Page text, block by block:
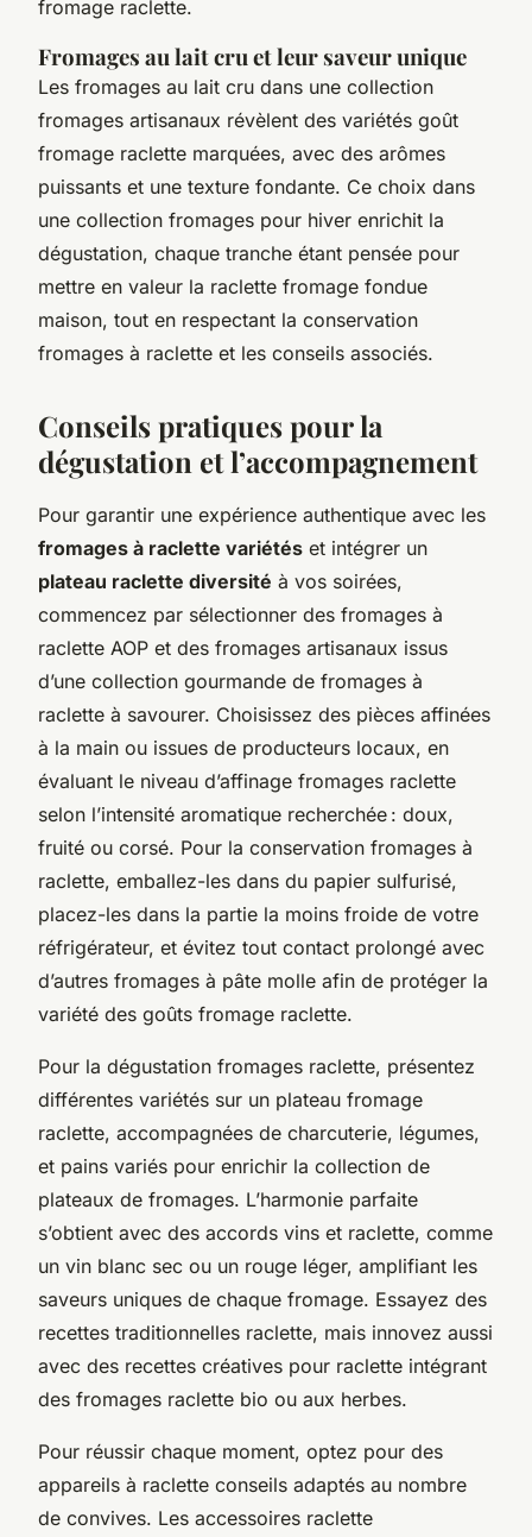
fromage raclette.
Fromages au lait cru et leur saveur unique
Les fromages au lait cru dans une collection
fromages artisanaux révèlent des variétés goût
fromage raclette marquées, avec des arômes
puissants et une texture fondante. Ce choix dans
une collection fromages pour hiver enrichit la
dégustation, chaque tranche étant pensée pour
mettre en valeur la raclette fromage fondue
maison, tout en respectant la conservation
fromages à raclette et les conseils associés.
Conseils pratiques pour la
dégustation et l’accompagnement
Pour garantir une expérience authentique avec les
fromages à raclette variétés et intégrer un
plateau raclette diversité à vos soirées,
commencez par sélectionner des fromages à
raclette AOP et des fromages artisanaux issus
d’une collection gourmande de fromages à
raclette à savourer. Choisissez des pièces affinées
à la main ou issues de producteurs locaux, en
évaluant le niveau d’affinage fromages raclette
selon l’intensité aromatique recherchée : doux,
fruité ou corsé. Pour la conservation fromages à
raclette, emballez-les dans du papier sulfurisé,
placez-les dans la partie la moins froide de votre
réfrigérateur, et évitez tout contact prolongé avec
d’autres fromages à pâte molle afin de protéger la
variété des goûts fromage raclette.
Pour la dégustation fromages raclette, présentez
différentes variétés sur un plateau fromage
raclette, accompagnées de charcuterie, légumes,
et pains variés pour enrichir la collection de
plateaux de fromages. L’harmonie parfaite
s’obtient avec des accords vins et raclette, comme
un vin blanc sec ou un rouge léger, amplifiant les
saveurs uniques de chaque fromage. Essayez des
recettes traditionnelles raclette, mais innovez aussi
avec des recettes créatives pour raclette intégrant
des fromages raclette bio ou aux herbes.
Pour réussir chaque moment, optez pour des
appareils à raclette conseils adaptés au nombre
de convives. Les accessoires raclette